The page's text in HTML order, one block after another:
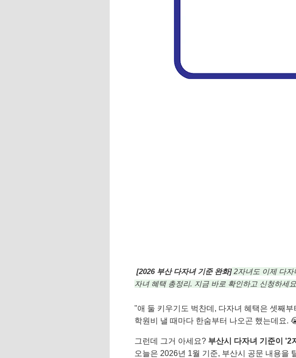
[2026 부산 다자녀 기준 완화] 2자녀도 이제 다
자녀 혜택 총정리. 지금 바로 확인하고 신청하세
"애 둘 키우기도 벅찬데, 다자녀 혜택은 셋째
학원비 낼 때마다 한숨부터 나오곤 했는데요.
그런데 그거 아세요? 부산시 다자녀 기준이 '2
오늘은 2026년 1월 기준, 부산시 공문 내용을